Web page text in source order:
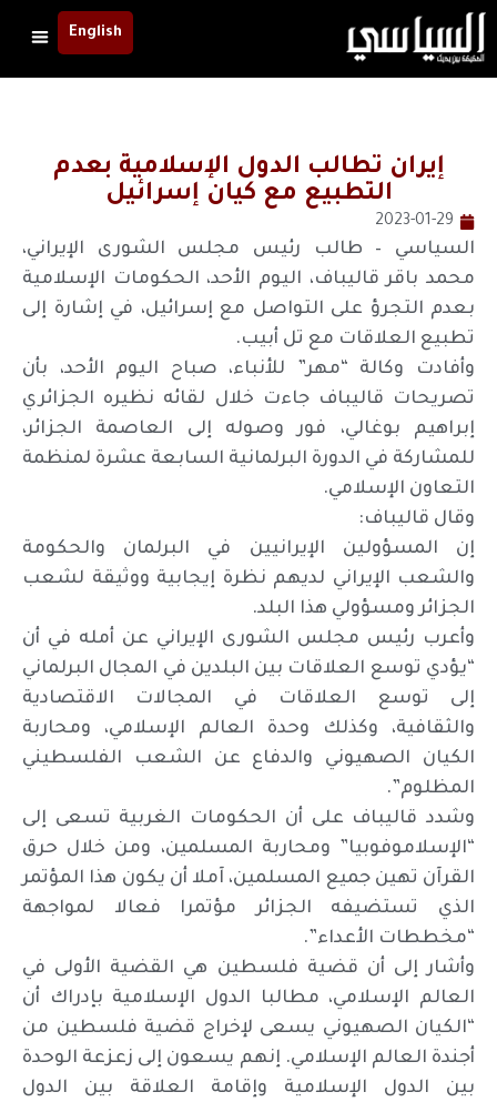
English
إيران تطالب الدول الإسلامية بعدم
التطبيع مع كيان إسرائيل
2023-01-29
السياسي – طالب رئيس مجلس الشورى الإيراني،
محمد باقر قاليباف، اليوم الأحد، الحكومات الإسلامية
بعدم التجرؤ على التواصل مع إسرائيل، في إشارة إلى
تطبيع العلاقات مع تل أبيب.
وأفادت وكالة “مهر” للأنباء، صباح اليوم الأحد، بأن
تصريحات قاليباف جاءت خلال لقائه نظيره الجزائري
إبراهيم بوغالي، فور وصوله إلى العاصمة الجزائر،
للمشاركة في الدورة البرلمانية السابعة عشرة لمنظمة
التعاون الإسلامي.
وقال قاليباف:
إن المسؤولين الإيرانيين في البرلمان والحكومة
والشعب الإيراني لديهم نظرة إيجابية ووثيقة لشعب
الجزائر ومسؤولي هذا البلد.
وأعرب رئيس مجلس الشورى الإيراني عن أمله في أن
“يؤدي توسع العلاقات بين البلدين في المجال البرلماني
إلى توسع العلاقات في المجالات الاقتصادية
والثقافية، وكذلك وحدة العالم الإسلامي، ومحاربة
الكيان الصهيوني والدفاع عن الشعب الفلسطيني
المظلوم”.
وشدد قاليباف على أن الحكومات الغربية تسعى إلى
“الإسلاموفوبيا” ومحاربة المسلمين، ومن خلال حرق
القرآن تهين جميع المسلمين، آملا أن يكون هذا المؤتمر
الذي تستضيفه الجزائر مؤتمرا فعالا لمواجهة
“مخططات الأعداء”.
وأشار إلى أن قضية فلسطين هي القضية الأولى في
العالم الإسلامي، مطالبا الدول الإسلامية بإدراك أن
“الكيان الصهيوني يسعى لإخراج قضية فلسطين من
أجندة العالم الإسلامي. إنهم يسعون إلى زعزعة الوحدة
بين الدول الإسلامية وإقامة العلاقة بين الدول